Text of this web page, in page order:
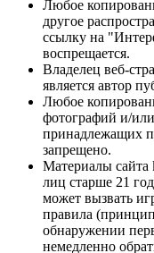
Любое
другое
ссылку на
воспрещается.
Владелец веб-
является автор
Любое
фотографий и/
принадлежащих
запрещено.
Материалы сайта
лиц старше 21
может вызвать
правила
обнаружении
немедленно